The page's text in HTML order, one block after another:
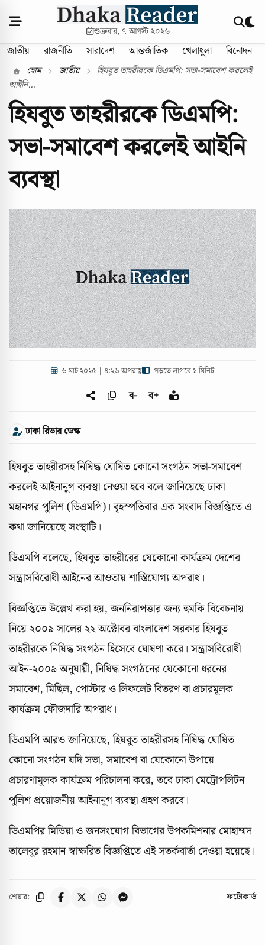
শুক্রবার, ৭ আগস্ট ২০২৬
জাতীয় রাজনীতি সারাদেশ আন্তর্জাতিক খেলাধুলা বিনোদন
হোম জাতীয়
হিযবুত তাহরীরকে ডিএমপি: সভা-সমাবেশ করলেই
আইনি...
হিযবুত তাহরীরকে ডিএমপি:
সভা-সমাবেশ করলেই আইনি
ব্যবস্থা
৬ মার্চ ২০২৫ | ৪:২৬ অপরাহ্ণ পড়তে লাগবে ১ মিনিট
ব- ব+
ঢাকা রিডার ডেস্ক
হিযবুত তাহরীরসহ নিষিদ্ধ ঘোষিত কোনো সংগঠন সভা-সমাবেশ
করলেই আইনানুগ ব্যবস্থা নেওয়া হবে বলে জানিয়েছে ঢাকা
মহানগর পুলিশ (ডিএমপি)। বৃহস্পতিবার এক সংবাদ বিজ্ঞপ্তিতে এ
কথা জানিয়েছে সংস্থাটি।
ডিএমপি বলেছে, হিযবুত তাহরীরের যেকোনো কার্যক্রম দেশের
সন্ত্রাসবিরোধী আইনের আওতায় শাস্তিযোগ্য অপরাধ।
বিজ্ঞপ্তিতে উল্লেখ করা হয়, জননিরাপত্তার জন্য হুমকি বিবেচনায়
নিয়ে ২০০৯ সালের ২২ অক্টোবর বাংলাদেশ সরকার হিযবুত
তাহরীরকে নিষিদ্ধ সংগঠন হিসেবে ঘোষণা করে। সন্ত্রাসবিরোধী
আইন-২০০৯ অনুযায়ী, নিষিদ্ধ সংগঠনের যেকোনো ধরনের
সমাবেশ, মিছিল, পোস্টার ও লিফলেট বিতরণ বা প্রচারমূলক
কার্যক্রম ফৌজদারি অপরাধ।
ডিএমপি আরও জানিয়েছে, হিযবুত তাহরীরসহ নিষিদ্ধ ঘোষিত
কোনো সংগঠন যদি সভা, সমাবেশ বা যেকোনো উপায়ে
প্রচারণামূলক কার্যক্রম পরিচালনা করে, তবে ঢাকা মেট্রোপলিটন
পুলিশ প্রয়োজনীয় আইনানুগ ব্যবস্থা গ্রহণ করবে।
ডিএমপির মিডিয়া ও জনসংযোগ বিভাগের উপকমিশনার মোহাম্মদ
তালেবুর রহমান স্বাক্ষরিত বিজ্ঞপ্তিতে এই সতর্কবার্তা দেওয়া হয়েছে।
শেয়ার: ফটোকার্ড